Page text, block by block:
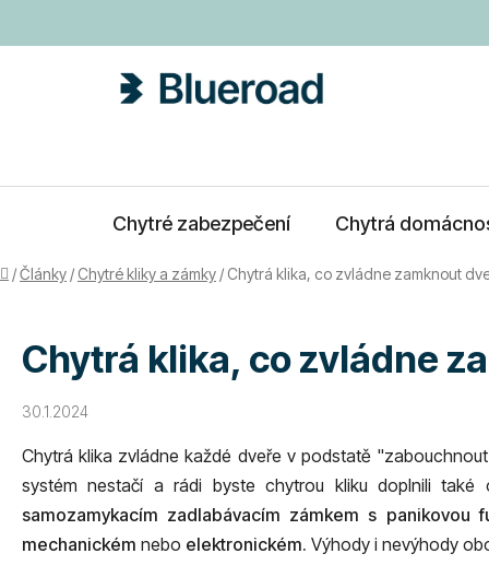
Chytré zabezpečení Chytrá
Domů
/Články / Chytré kliky a zámky / Chytrá klika, co zvládne zamknout
Chytrá klika, co zvládne
30.1.2024
Chytrá klika zvládne každé dveře v podstatě
systém nestačí a rádi byste chytrou kliku doplnili
samozamykacím zadlabávacím zámkem s panikovou
mechanickém nebo elektronickém. Výhody i nevýhody